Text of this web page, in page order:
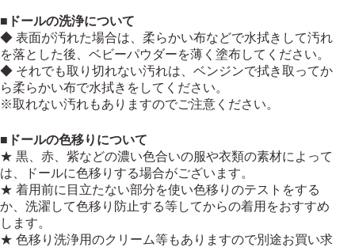
■ ドールの洗浄について
◆ 表面が汚れた場合は、柔らかい布などで水拭きして汚れ
を落とした後、ベビーパウダーを薄く塗布してください。
◆ それでも取り切れない汚れは、ベンジンで拭き取ってか
ら柔らかい布で水拭きをしてください。
※取れない汚れもありますのでご注意ください。
■ ドールの色移りについて
★ 黒、赤、紫などの濃い色合いの服や衣類の素材によって
は、ドールに色移りする場合がございます。
★ 着用前に目立たない部分を使い色移りのテストをする
か、洗濯して色移り防止する等してからの着用をおすすめ
します。
★ 色移り洗浄用のクリーム等もありますので別途お買い求